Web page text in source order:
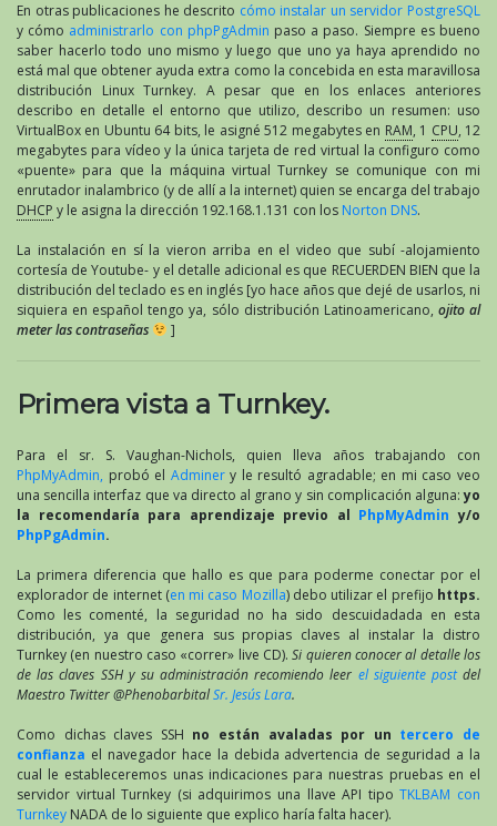
En otras publicaciones he descrito cómo instalar un servidor PostgreSQL
y cómo administrarlo con phpPgAdmin paso a paso. Siempre es bueno
saber hacerlo todo uno mismo y luego que uno ya haya aprendido no
está mal que obtener ayuda extra como la concebida en esta maravillosa
distribución Linux Turnkey. A pesar que en los enlaces anteriores
describo en detalle el entorno que utilizo, describo un resumen: uso
VirtualBox en Ubuntu 64 bits, le asigné 512 megabytes en RAM, 1 CPU, 12
megabytes para vídeo y la única tarjeta de red virtual la configuro como
«puente» para que la máquina virtual Turnkey se comunique con mi
enrutador inalambrico (y de allí a la internet) quien se encarga del trabajo
DHCP y le asigna la dirección 192.168.1.131 con los Norton DNS.
La instalación en sí la vieron arriba en el video que subí -alojamiento
cortesía de Youtube- y el detalle adicional es que RECUERDEN BIEN que la
distribución del teclado es en inglés [yo hace años que dejé de usarlos, ni
siquiera en español tengo ya, sólo distribución Latinoamericano, ojito al
meter las contraseñas
]
Primera vista a Turnkey.
Para el sr. S. Vaughan-Nichols, quien lleva años trabajando con
PhpMyAdmin, probó el Adminery le resultó agradable; en mi caso veo
una sencilla interfaz que va directo al grano y sin complicación alguna:yo
la recomendaría para aprendizaje previo al PhpMyAdmin y/o
PhpPgAdmin.
La primera diferencia que hallo es que para poderme conectar por el
explorador de internet (en mi caso Mozilla) debo utilizar el prefijo https.
Como les comenté, la seguridad no ha sido descuidadada en esta
distribución, ya que genera sus propias claves al instalar la distro
Turnkey (en nuestro caso «correr» live CD).Si quieren conocer al detalle los
de las claves SSH y su administración recomiendo leer el siguiente postdel
Maestro Twitter @PhenobarbitalSr. Jesús Lara.
Como dichas claves SSH no están avaladas por un tercero de
confianza el navegador hace la debida advertencia de seguridad a la
cual le estableceremos unas indicaciones para nuestras pruebas en el
servidor virtual Turnkey (si adquirimos una llave API tipoTKLBAM con
Turnkey NADA de lo siguiente que explico haría falta hacer).